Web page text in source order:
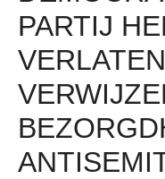
PARTIJ